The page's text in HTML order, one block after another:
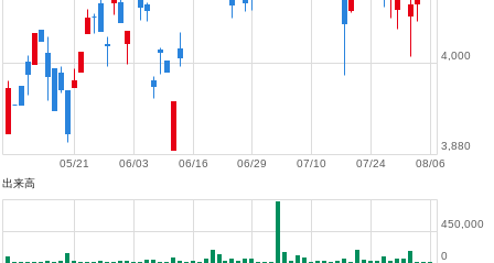
08/06
07/24
07/10
06/29
06/16
06/03
05/21
3,880
4,000
出来高
0
450,000